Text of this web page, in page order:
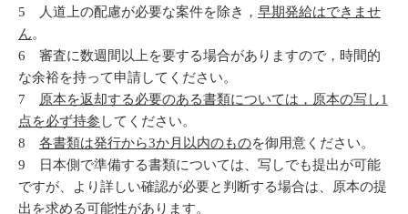
5 人道上の配慮が必要な案件を除き， 早期発給はできませ
ん。
6 審査に数週間以上を要する場合がありますので，時間的
な余裕を持って申請してください。
7 原本を返却する必要のある書類については，原本の写し1
点を必ず持参 してください。
8 各書類は発行から3か月以内のものを御用意ください。
9 日本側で準備する書類については、写しでも提出が可能
ですが、より詳しい確認が必要と判断する場合は、原本の提
出を求める可能性があります。